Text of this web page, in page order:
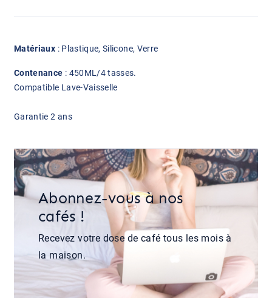
Matériaux : Plastique, Silicone, Verre
Contenance : 450ML/4 tasses.
Compatible Lave-Vaisselle
Garantie 2 ans
Abonnez-vous à nos
cafés !
Recevez votre dose de café tous les mois à
la maison.